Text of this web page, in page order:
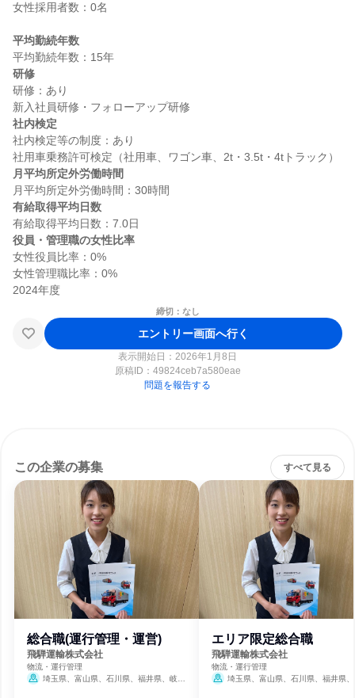
女性採用者数：0名
平均勤続年数
研修
研修：あり
社内検定
社内検定等の制度：あり
月平均所定外労働時間
有給取得平均日数
役員・管理職の女性比率
女性役員比率：0%
女性管理職比率：0%
締切：なし
エントリー画面へ行く
表示開始日：2026年1月8日
原稿ID： 49824ceb7a580eae
問題を報告する
この企業の募集 すべて見る
総合職(運行管理・運営)
飛騨運輸株式会社
物流・運行管理
埼玉県、富山県、石川県、福井県、岐阜
エリア限定総合職
飛騨運輸株式会社
物流・運行管理
埼玉県、富山県、石川県、福井県